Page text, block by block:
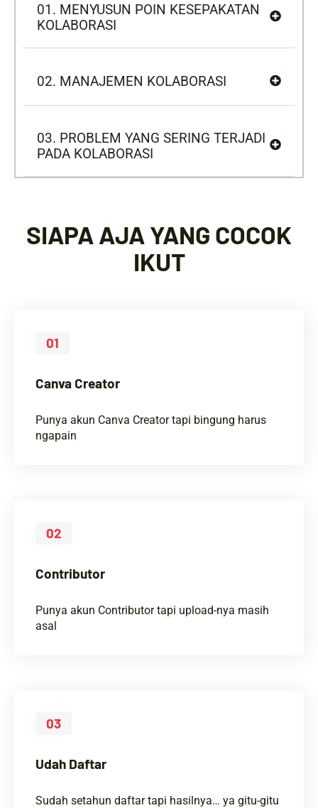
01. MENYUSUN POIN KESEPAKATAN
KOLABORASI
02. MANAJEMEN KOLABORASI
03. PROBLEM YANG SERING TERJADI
PADA KOLABORASI
SIAPA AJA YANG COCOK
IKUT
01
Canva Creator
Punya akun Canva Creator tapi bingung harus
ngapain
02
Contributor
Punya akun Contributor tapi upload-nya masih
asal
03
Udah Daftar
Sudah setahun daftar tapi hasilnya… ya gitu-gitu